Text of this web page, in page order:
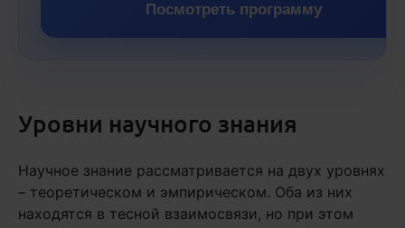
Посмотреть программу
Уровни научного знания
Научное знание рассматривается на двух уровнях
– теоретическом и эмпирическом. Оба из них
находятся в тесной взаимосвязи, но при этом